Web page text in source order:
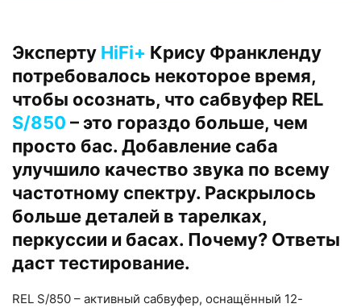
Эксперту HiFi+ Крису Франкленду
потребовалось некоторое время,
чтобы осознать, что сабвуфер REL
S/850 – это гораздо больше, чем
просто бас. Добавление саба
улучшило качество звука по всему
частотному спектру. Раскрылось
больше деталей в тарелках,
перкуссии и басах. Почему? Ответы
даст тестирование.
REL S/850 – активный сабвуфер, оснащённый 12-